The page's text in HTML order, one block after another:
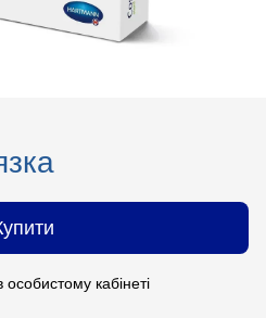
особистому кабінеті